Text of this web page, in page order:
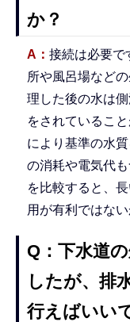
か？
A： 接続は必要で
所や風呂場など
理した後の水は
をされているこ
により基準の水
の消耗や電気代
を比較すると、
用が有利ではな
Q：下水道
したが、排
行えばいい